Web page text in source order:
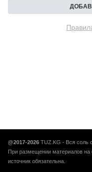
@2017-2026 TUZ.KG - Вся соль
При размещении материалов на
источник обязательна.